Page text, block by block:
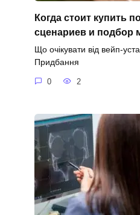
Когда стоит купить
сценариев и подбор
Що очікувати від вейп-
Придбання
0 2